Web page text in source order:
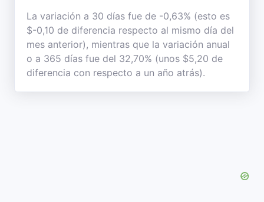
La variación a 30 días fue de -0,63% (esto es
$-0,10 de diferencia respecto al mismo día del
mes anterior), mientras que la variación anual
o a 365 días fue del 32,70% (unos $5,20 de
diferencia con respecto a un año atrás).